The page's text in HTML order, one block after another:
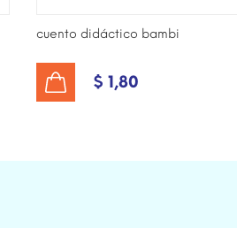
cuento didáctico bambi
$ 1,80